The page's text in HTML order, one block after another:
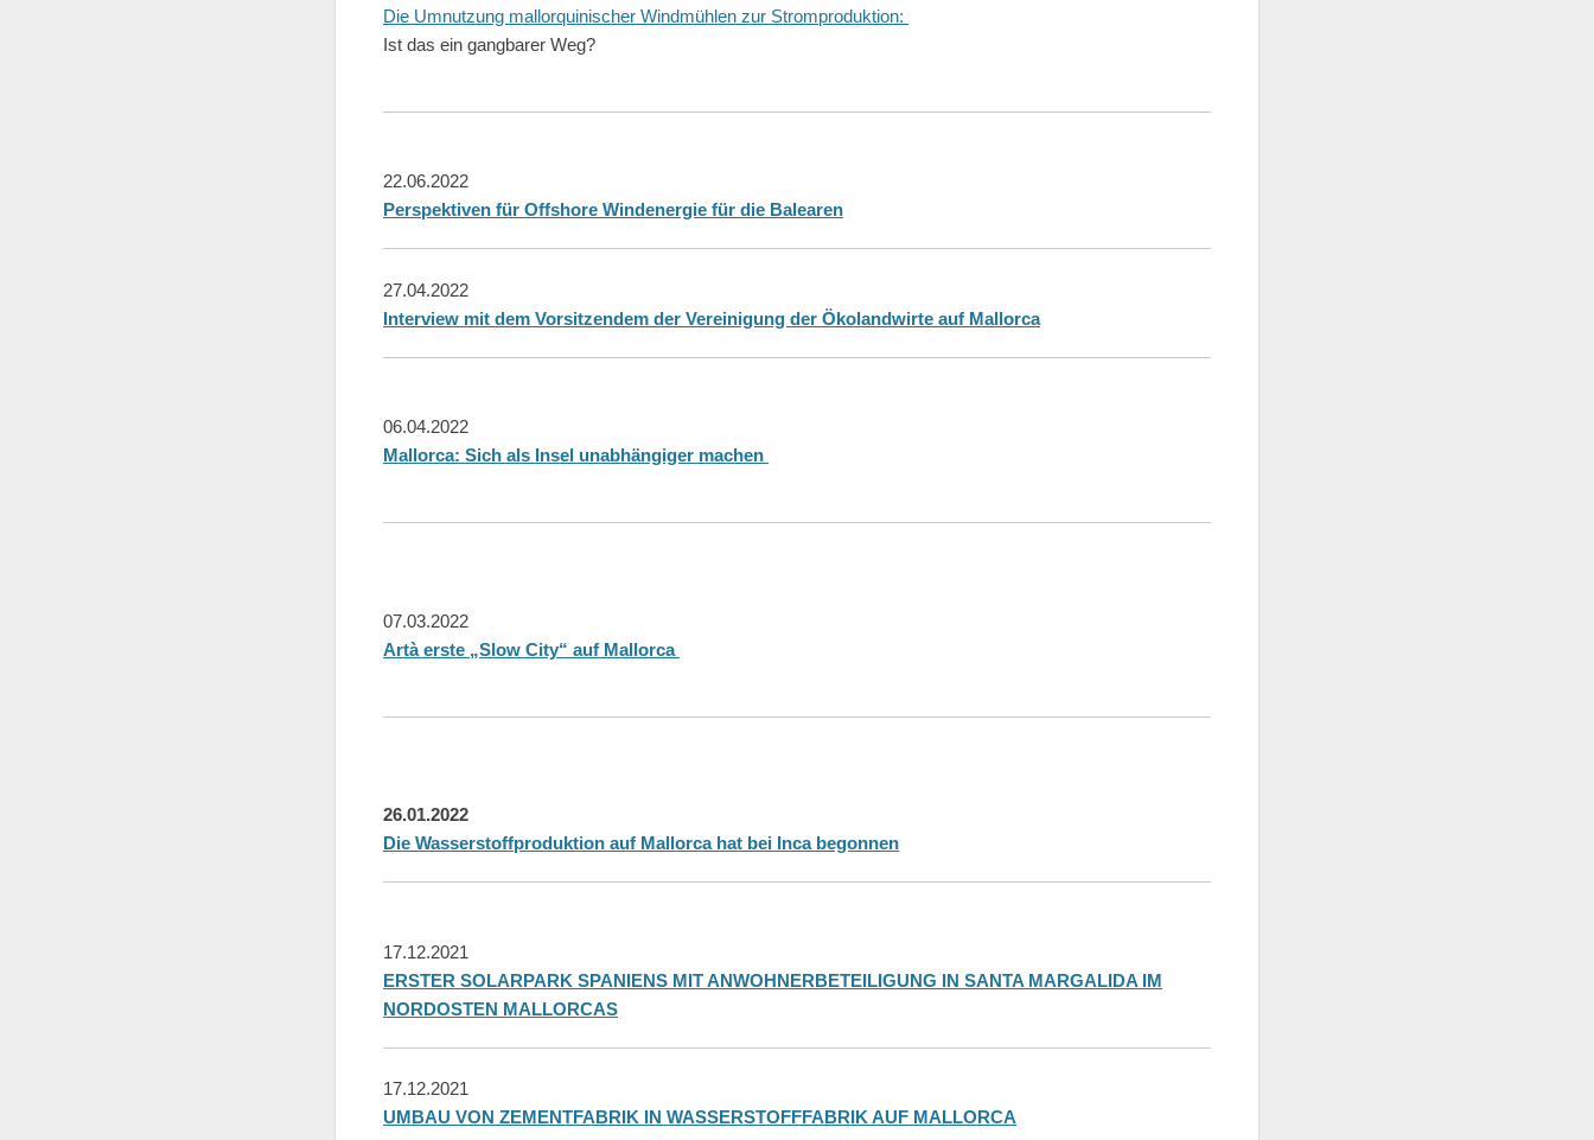
Die Umnutzung mallorquinischer Windmühlen zur Stromproduktion:
Ist das ein gangbarer Weg?
22.06.2022
Perspektiven für Offshore Windenergie für die Balearen
27.04.2022
Interview mit dem Vorsitzendem der Vereinigung der Ökolandwirte auf Mallorca
06.04.2022
Mallorca: Sich als Insel unabhängiger machen
07.03.2022
Artà erste „Slow City“ auf Mallorca
26.01.2022
Die Wasserstoffproduktion auf Mallorca hat bei Inca begonnen
17.12.2021
ERSTER SOLARPARK SPANIENS MIT ANWOHNERBETEILIGUNG IN SANTA MARGALIDA IM
NORDOSTEN MALLORCAS
17.12.2021
UMBAU VON ZEMENTFABRIK IN WASSERSTOFFFABRIK AUF MALLORCA